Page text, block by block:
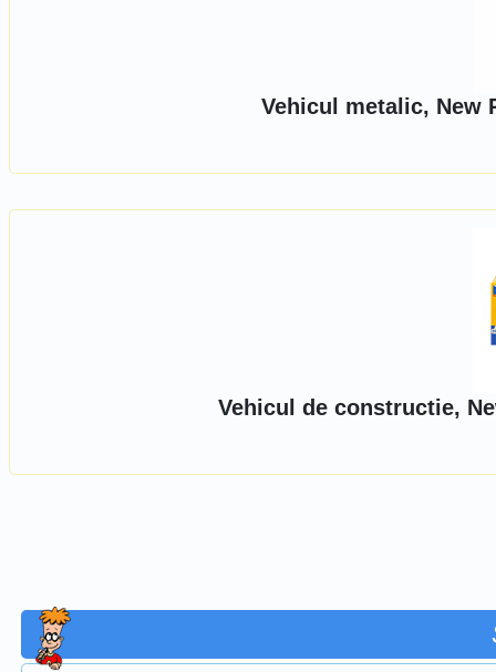
Vehicul metalic, New
Vehicul de constructie,